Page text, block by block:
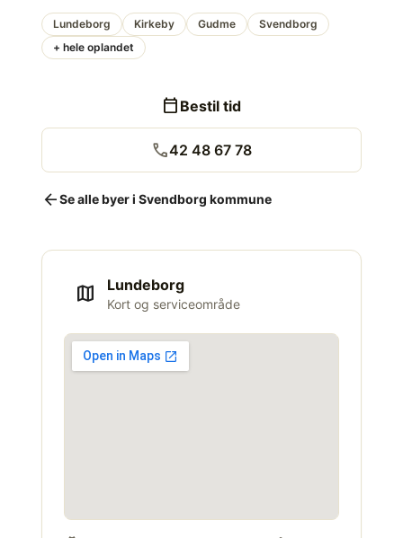
Lundeborg Kirkeby Gudme
Svendborg
+ hele oplandet
calendar_today Bestil tid
call42 48 67 78
arrow_backSe alle byer i Svendborg kommune
map Lundeborg
Kort og serviceområde